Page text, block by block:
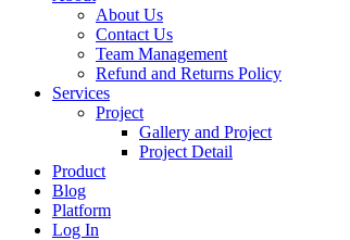
About Us
Contact Us
Team Management
Refund and Returns Policy
Services
Project
Gallery and Project
Project Detail
Product
Blog
Platform
Log In